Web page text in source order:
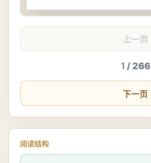
上一页
1 / 266
下一页
阅读结构